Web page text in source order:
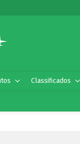
Classificados